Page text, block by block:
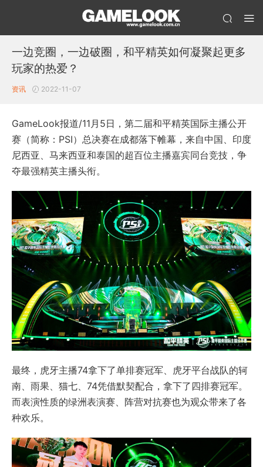
一边竞圈，一边破圈，和平精英如何凝聚起更多
玩家的热爱？
资讯 2022-11-07
GameLook报道/11月5日，第二届和平精英国际主播公开
赛（简称：PSI）总决赛在成都落下帷幕，来自中国、印度
尼西亚、马来西亚和泰国的超百位主播嘉宾同台竞技，争
夺最强精英主播头衔。
最终，虎牙主播74拿下了单排赛冠军、虎牙平台战队的轲
南、雨果、猫七、74凭借默契配合，拿下了四排赛冠军。
而表演性质的绿洲表演赛、阵营对抗赛也为观众带来了各
种欢乐。